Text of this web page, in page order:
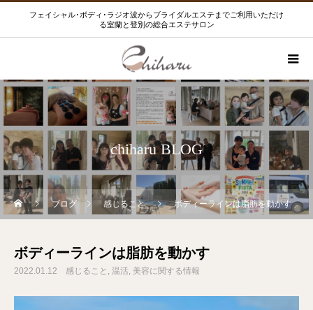
フェイシャル･ボディ･ラジオ波からブライダルエステまでご利用いただけ
る室蘭と登別の総合エステサロン
chiharu BLOG
ブログ 感じること ボディーラインは脂肪を動かす
ボディーラインは脂肪を動かす
2022.01.12 感じること 温活 美容に関する情報